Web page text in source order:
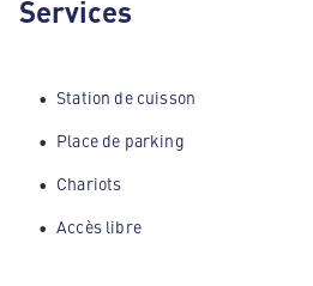
Services
Station de cuisson
Place de parking
Chariots
Accès libre